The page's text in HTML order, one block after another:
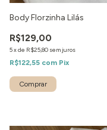
Body Florzinha Lilás
R$129,00
5xde R$25,80 sem juros
R$122,55 com Pix